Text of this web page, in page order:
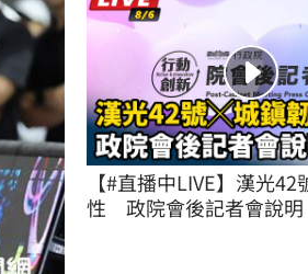
【#直播中LIVE】漢光
性　政院會後記者會說明